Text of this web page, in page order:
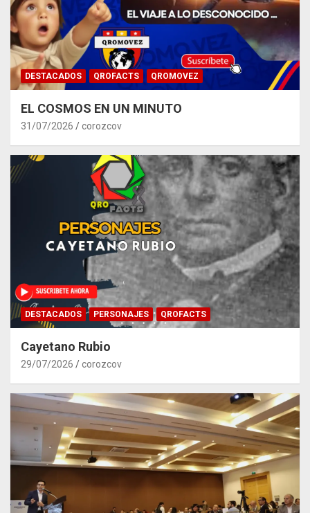
DESTACADOS QROFACTS QROMOVEZ
EL COSMOS EN UN MINUTO
31/07/2026 corozcov
DESTACADOS PERSONAJES QROFACTS
Cayetano Rubio
29/07/2026 corozcov